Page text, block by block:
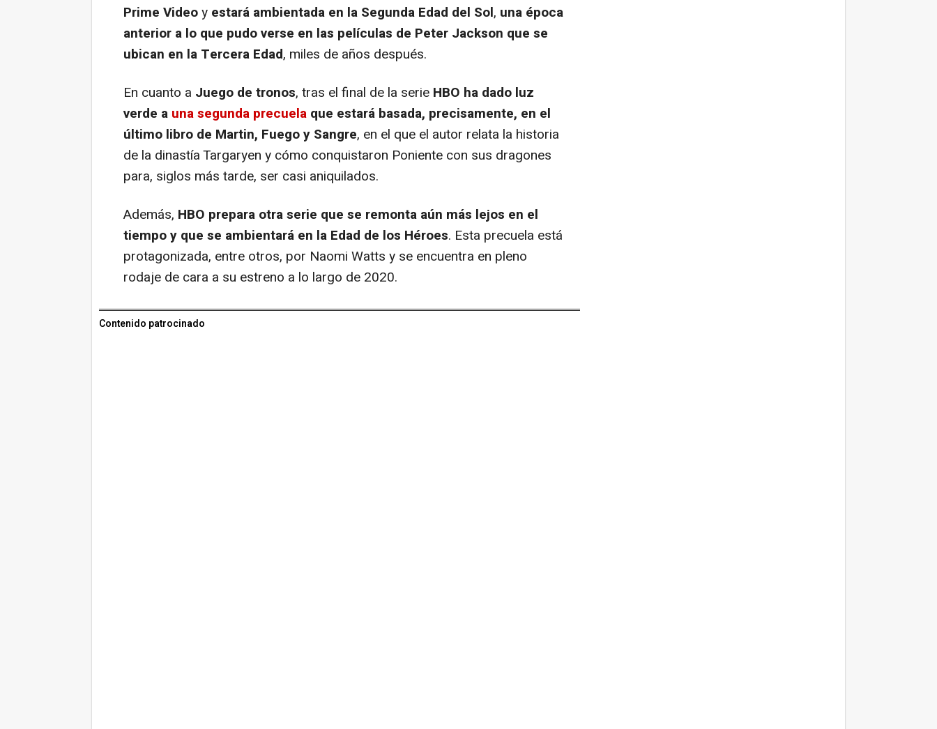
Prime Videoy estará ambientada en la Segunda Edad del Sol, una época
anterior a lo que pudo verse en las películas de Peter Jackson que se
ubican en la Tercera Edad, miles de años después.
En cuanto a Juego de tronos, tras el final de la serie HBO ha dado luz
verde a una segunda precuela que estará basada, precisamente, en el
último libro de Martin, Fuego y Sangre, en el que el autor relata la historia
de la dinastía Targaryen y cómo conquistaron Poniente con sus dragones
para, siglos más tarde, ser casi aniquilados.
Además, HBO prepara otra serie que se remonta aún más lejos en el
tiempo y que se ambientará en la Edad de los Héroes. Esta precuela está
protagonizada, entre otros, por Naomi Watts y se encuentra en pleno
rodaje de cara a su estreno a lo largo de 2020.
Contenido patrocinado